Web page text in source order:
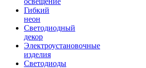
Гибкий
неон
Светодиодный
декор
Электроустановочные
изделия
Светодиоды